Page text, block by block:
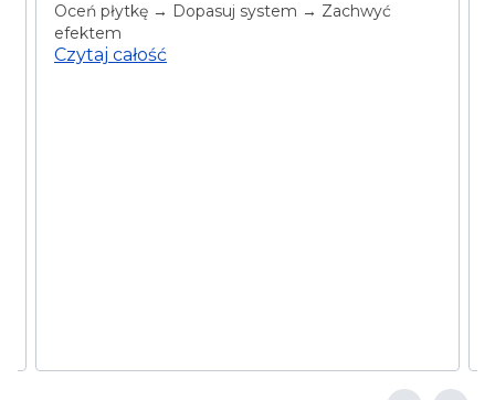
Oceń płytkę → Dopasuj system → Zachwyć
efektem
Czytaj całość